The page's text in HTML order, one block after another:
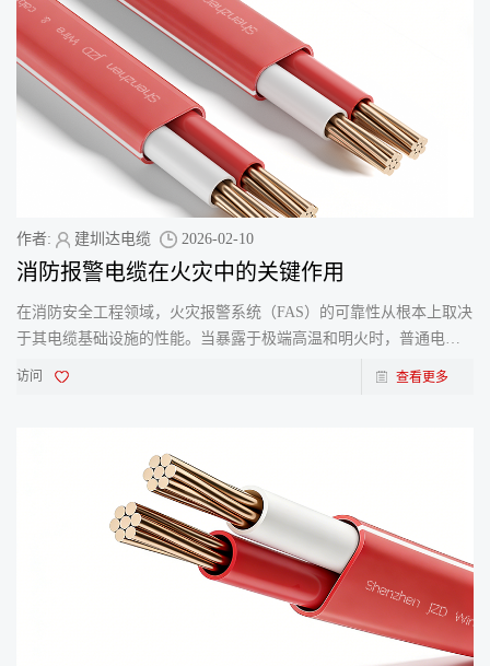
作者: 建圳达电缆 2026-02-10
消防报警电缆在火灾中的关键作用
在消防安全工程领域，火灾报警系统（FAS）的可靠性从根本上取决
于其电缆基础设施的性能。当暴露于极端高温和明火时，普通电缆
会迅速失效，可能危及整个应急响应流程。本文重点分析经认
访问 查看更多